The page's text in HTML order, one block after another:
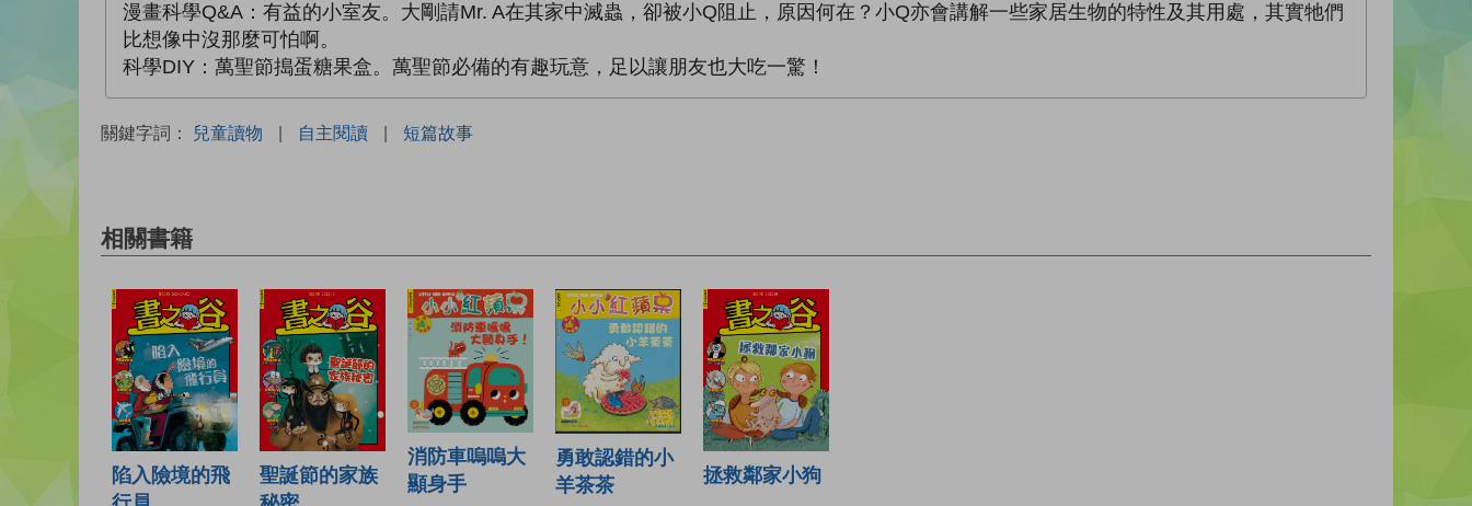
漫畫科學Q&A：有益的小室友。大剛請Mr. A在其家中滅蟲，卻被小Q阻止，原因何在？小Q亦會講解一些家居生物的特性及其用處，其實牠們
比想像中沒那麼可怕啊。
科學DIY：萬聖節搗蛋糖果盒。萬聖節必備的有趣玩意，足以讓朋友也大吃一驚！
關鍵字詞： 兒童讀物 | 自主閱讀 | 短篇故事
相關書籍
陷入險境的飛
聖誕節的家族
消防車嗚嗚大
顯身手
勇敢認錯的小
羊茶茶
拯救鄰家小狗